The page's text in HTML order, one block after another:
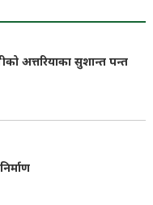
अत्तरियाका सुशान्त पन्त